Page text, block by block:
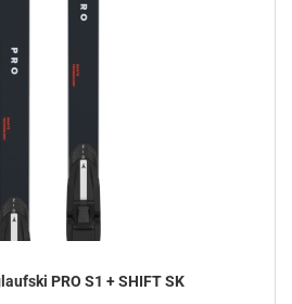
PRO S1 + SHIFT SK